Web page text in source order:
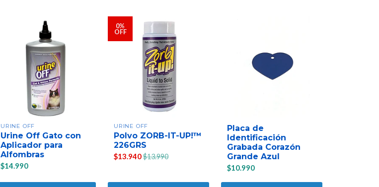
URINE OFF
Urine Off Gato con
Aplicador para
Alfombras
$14.990
0%
OFF
URINE OFF
Polvo ZORB-IT-UP!™
226GRS
$13.940$13.990
Placa de
Identificación
Grabada Corazón
Grande Azul
$10.990